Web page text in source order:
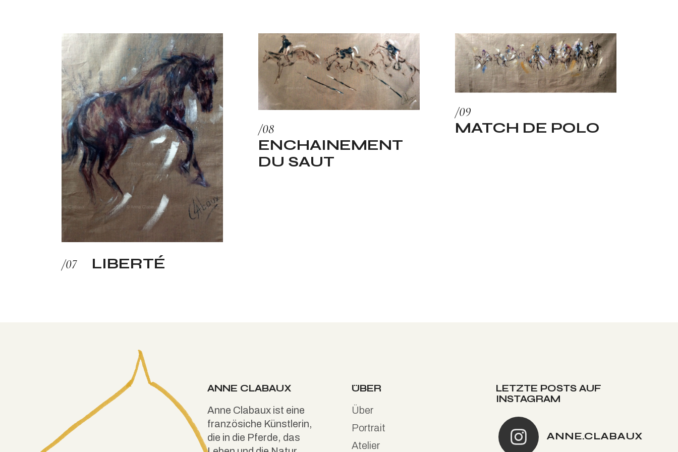
LIBERTÉ
ENCHAINEMENT
DU SAUT
MATCH DE POLO
ANNE CLABAUX
Anne Clabaux ist eine
französiche Künstlerin,
die in die Pferde, das
ÜBER
Über
Portrait
Atelier
LETZTE POSTS AUF
INSTAGRAM
ANNE.CLABAUX